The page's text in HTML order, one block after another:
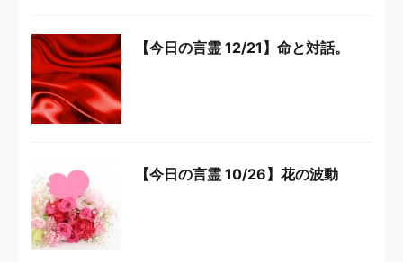
【今日の言霊 12/21】命と対話。
【今日の言霊 10/26】花の波動